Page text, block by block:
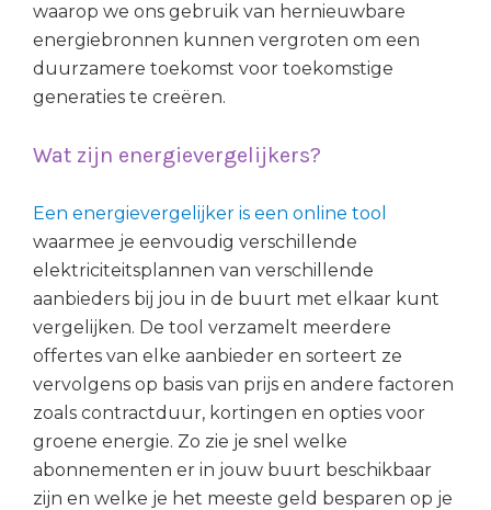
waarop we ons gebruik van hernieuwbare
energiebronnen kunnen vergroten om een
duurzamere toekomst voor toekomstige
generaties te creëren.
Wat zijn energievergelijkers?
Een energievergelijker is een online tool
waarmee je eenvoudig verschillende
elektriciteitsplannen van verschillende
aanbieders bij jou in de buurt met elkaar kunt
vergelijken. De tool verzamelt meerdere
offertes van elke aanbieder en sorteert ze
vervolgens op basis van prijs en andere factoren
zoals contractduur, kortingen en opties voor
groene energie. Zo zie je snel welke
abonnementen er in jouw buurt beschikbaar
zijn en welke je het meeste geld besparen op je